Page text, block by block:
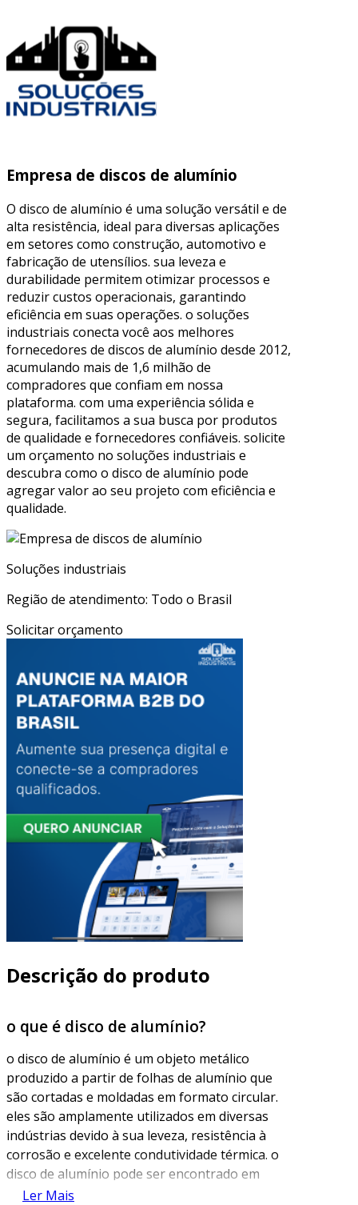
Empresa de discos de alumínio
O disco de alumínio é uma solução versátil e de
alta resistência, ideal para diversas aplicações
em setores como construção, automotivo e
fabricação de utensílios. sua leveza e
durabilidade permitem otimizar processos e
reduzir custos operacionais, garantindo
eficiência em suas operações. o soluções
industriais conecta você aos melhores
fornecedores de discos de alumínio desde 2012,
acumulando mais de 1,6 milhão de
compradores que confiam em nossa
plataforma. com uma experiência sólida e
segura, facilitamos a sua busca por produtos
de qualidade e fornecedores confiáveis. solicite
um orçamento no soluções industriais e
descubra como o disco de alumínio pode
agregar valor ao seu projeto com eficiência e
qualidade.
Soluções industriais
Região de atendimento: Todo o Brasil
Solicitar orçamento
Descrição do produto
o que é disco de alumínio?
o disco de alumínio é um objeto metálico
produzido a partir de folhas de alumínio que
são cortadas e moldadas em formato circular.
eles são amplamente utilizados em diversas
indústrias devido à sua leveza, resistência à
corrosão e excelente condutividade térmica. o
disco de alumínio pode ser encontrado em
variadas espessuras e diâmetros, dependendo
Ler Mais